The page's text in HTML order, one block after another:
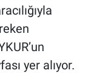
yer alıyor.